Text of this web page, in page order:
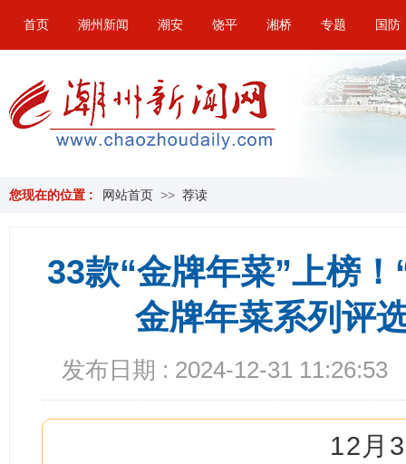
首页 潮州新闻 潮安 饶平 湘桥 专题 国防
您现在的位置 : 网站首页 >> 荐读
33款“金牌年菜”上榜
金牌年菜系列评
发布日期 : 2024-12-31 11:26:53
12月